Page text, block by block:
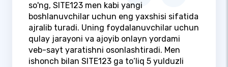
so'ng, SITE123 men kabi yangi
boshlanuvchilar uchun eng yaxshisi sifatida
ajralib turadi. Uning foydalanuvchilar uchun
qulay jarayoni va ajoyib onlayn yordami
veb-sayt yaratishni osonlashtiradi. Men
ishonch bilan SITE123 ga to‘liq 5 yulduzli